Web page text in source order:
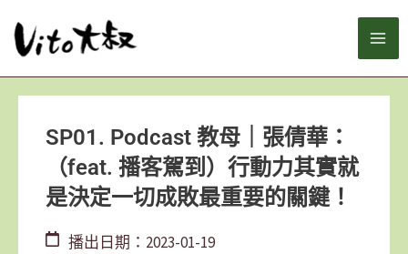
至
要
SP01. Podcast 教母｜張倩華：
（feat. 播客駕到）行動力其實就
是決定一切成敗最重要的關鍵！
播出日期：2023-01-19